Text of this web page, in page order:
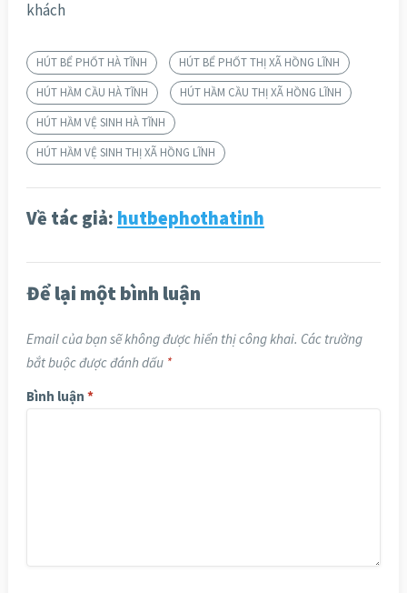
khách
HÚT BỂ PHỐT HÀ TĨNH
HÚT BỂ PHỐT THỊ XÃ HỒNG LĨNH
HÚT HẦM CẦU HÀ TĨNH
HÚT HẦM CẦU THỊ XÃ HỒNG LĨNH
HÚT HẦM VỆ SINH HÀ TĨNH
HÚT HẦM VỆ SINH THỊ XÃ HỒNG LĨNH
Về tác giả: hutbephothatinh
Để lại một bình luận
Email của bạn sẽ không được hiển thị công khai. Các trường
bắt buộc được đánh dấu *
Bình luận *